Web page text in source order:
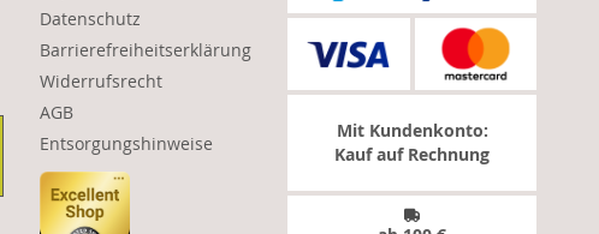
Datenschutz
Barrierefreiheitserklärung
Widerrufsrecht
AGB
Entsorgungshinweise
Mit Kundenkonto:
Kauf auf Rechnung